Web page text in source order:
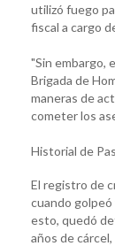
utilizó fuego
fiscal a cargo
"Sin embargo,
Brigada de
maneras de
cometer los
Historial de
El registro de
cuando golpeó
esto, quedó
años de